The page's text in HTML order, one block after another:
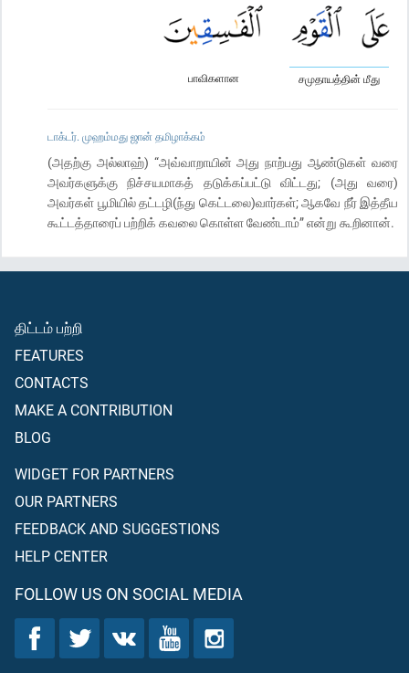
சமுதாயத்தின் மீது
பாவிகளான
டாக்டர். முஹம்மது ஜான் தமிழாக்கம்
(அதற்கு அல்லாஹ்) “அவ்வாறாயின் அது நாற்பது ஆண்டுகள் வரை
அவர்களுக்கு நிச்சயமாகத் தடுக்கப்பட்டு விட்டது; (அது வரை)
அவர்கள் பூமியில் தட்டழி(ந்து கெட்டலை)வார்கள்; ஆகவே நீர் இத்தீய
கூட்டத்தாரைப் பற்றிக் கவலை கொள்ள வேண்டாம்” என்று கூறினான்.
திட்டம் பற்றி
FEATURES
CONTACTS
MAKE A CONTRIBUTION
BLOG
WIDGET FOR PARTNERS
OUR PARTNERS
FEEDBACK AND SUGGESTIONS
HELP CENTER
FOLLOW US ON SOCIAL MEDIA